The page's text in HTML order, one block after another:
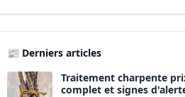
📰 Derniers articles
Traitement charpente
complet et signes